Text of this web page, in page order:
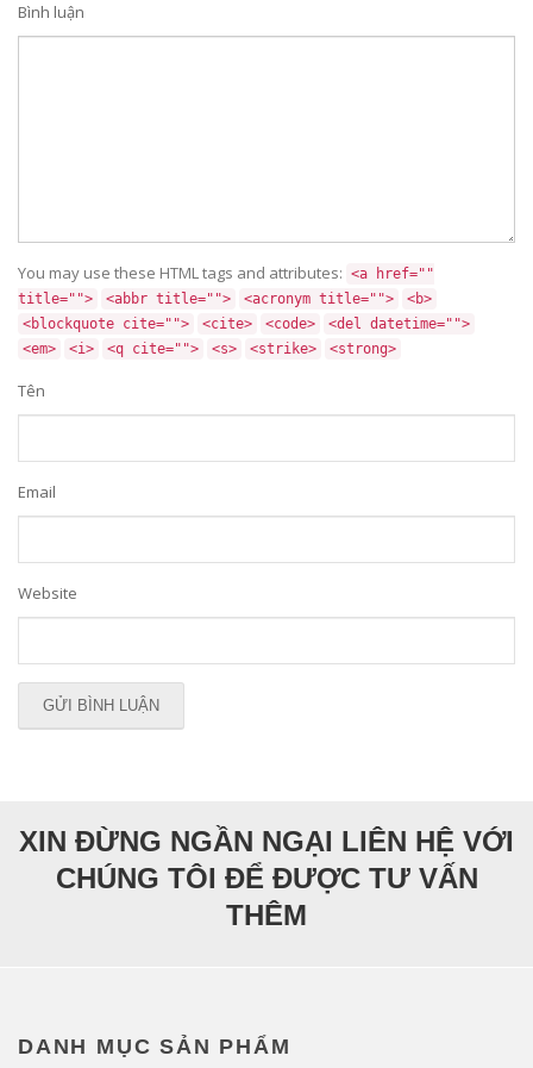
Bình luận
You may use these HTML tags and attributes: <a href=""
title="">
<abbr title=""> <acronym title="">
<b>
<blockquote cite="">
<cite> <code>
<del datetime="">
<em>
<i> <q cite=""> <s> <strike> <strong>
Tên
Email
Website
XIN ĐỪNG NGẦN NGẠI LIÊN HỆ VỚI
CHÚNG TÔI ĐỂ ĐƯỢC TƯ VẤN
THÊM
DANH MỤC SẢN PHẨM